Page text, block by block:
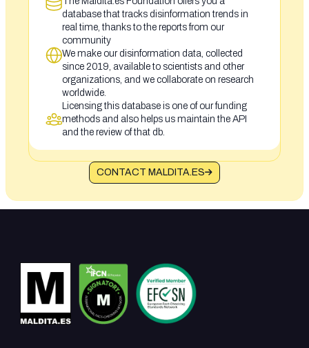
database that tracks disinformation trends in
real time, thanks to the reports from our
community
We make our disinformation data, collected
since 2019, available to scientists and other
organizations, and we collaborate on research
worldwide.
Licensing this database is one of our funding
methods and also helps us maintain the API
and the review of that db.
CONTACT MALDITA.ES